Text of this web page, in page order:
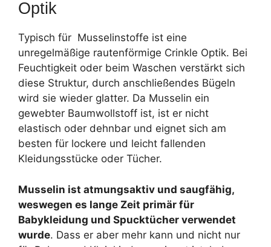
Optik
Typisch für Musselinstoffe ist eine
unregelmäßige rautenförmige Crinkle Optik. Bei
Feuchtigkeit oder beim Waschen verstärkt sich
diese Struktur, durch anschließendes Bügeln
wird sie wieder glatter. Da Musselin ein
gewebter Baumwollstoff ist, ist er nicht
elastisch oder dehnbar und eignet sich am
besten für lockere und leicht fallenden
Kleidungsstücke oder Tücher.
Musselin ist atmungsaktiv und saugfähig,
weswegen es lange Zeit primär für
Babykleidung und Spucktücher verwendet
wurde. Dass er aber mehr kann und nicht nur